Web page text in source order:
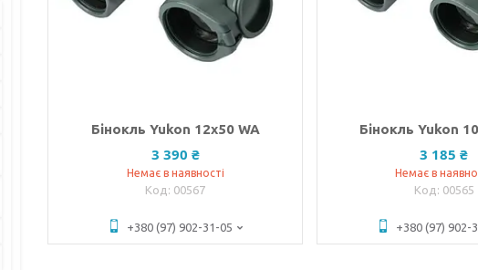
Бінокль Yukon 12x50 WA
3 390 ₴
Немає в наявності
00567
+380 (97) 902-31-05
Бінокль Yukon
3 185 ₴
Немає в
00565
+380 (97) 902-